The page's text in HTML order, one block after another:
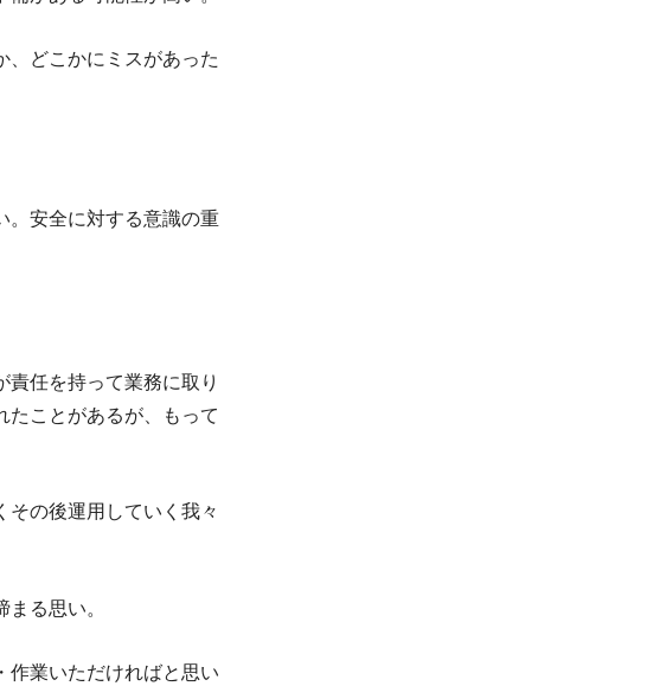
、どこかにミスがあった
。安全に対する意識の重
任を持って業務に取り
たことがあるが、もって
その後運用していく我々
る思い。
作業いただければと思い